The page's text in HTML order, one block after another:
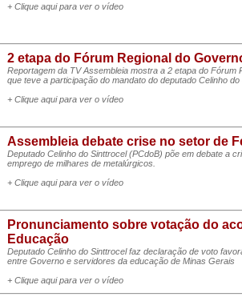
+ Clique aqui para ver o vídeo
2 etapa do Fórum Regional do
Reportagem da TV Assembleia mostra a 2 etapa do Fórum
que teve a participação do mandato do deputado Celinho
+ Clique aqui para ver o vídeo
Assembleia debate crise no setor de
Deputado Celinho do Sinttrocel (PCdoB) põe em debate a
emprego de milhares de metalúrgicos.
+ Clique aqui para ver o vídeo
Pronunciamento sobre votação do
Educação
Deputado Celinho do Sinttrocel faz declaração de voto
entre Governo e servidores da educação de Minas Gerais
+ Clique aqui para ver o vídeo